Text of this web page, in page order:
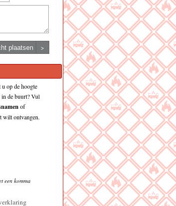
>
op de hoogte
de buurt? Vul
of
wilt ontvangen.
een komma